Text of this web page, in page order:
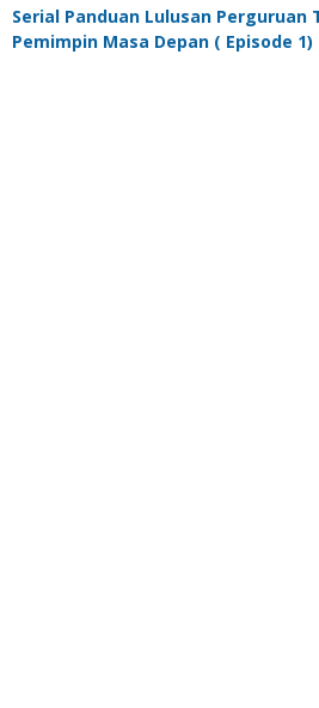
Serial Panduan Lulusan
Pemimpin Masa Depan ( Episode 1)